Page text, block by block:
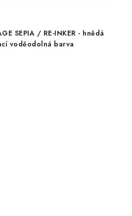
SEPIA / RE-INKER - hnědá
voděodolná barva